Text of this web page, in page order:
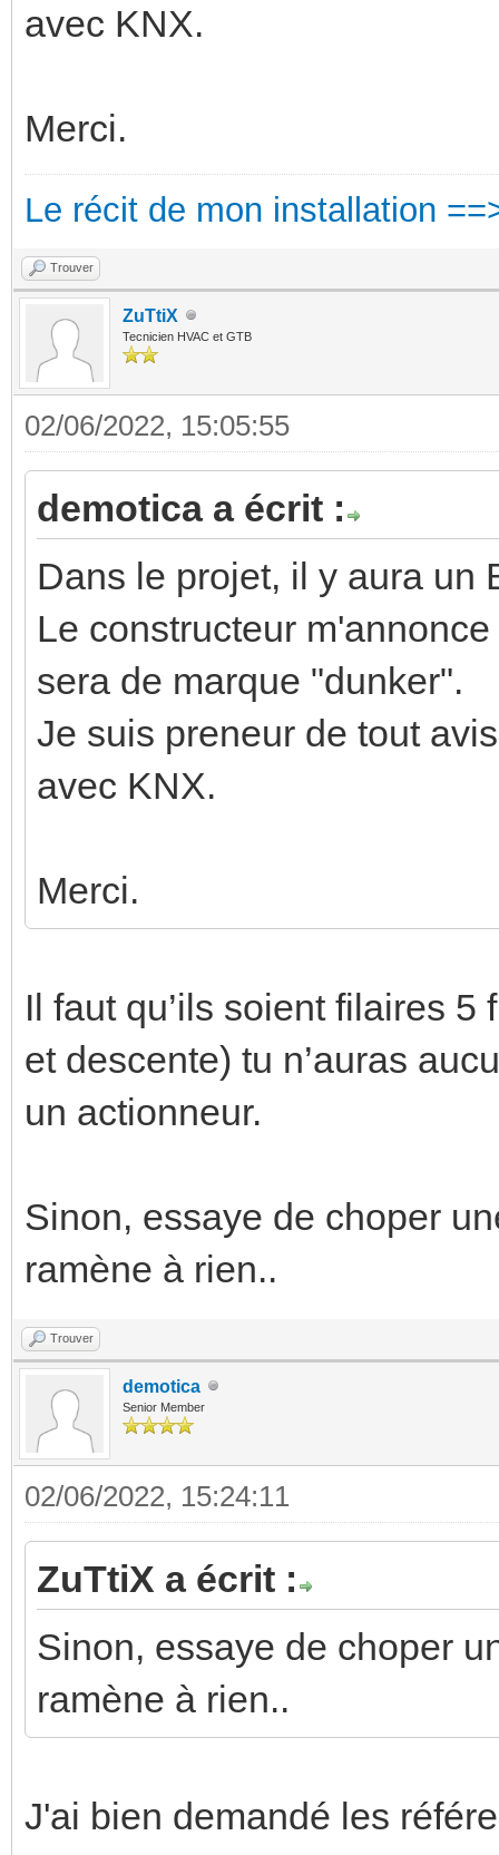
avec KNX.
Merci.
Le récit de mon installation
Trouver
ZuTtiX
Tecnicien HVAC et GTB
02/06/2022, 15:05:55
demotica a écrit :
Dans le projet, il y aura un
Le constructeur
sera de marque "dunker".
Je suis preneur de tout
avec KNX.
Merci.
Il faut qu’ils soient filaires
et descente) tu n’auras
un actionneur.
Sinon, essaye de choper
ramène à rien..
Trouver
demotica
Senior Member
02/06/2022, 15:24:11
ZuTtiX a écrit :
Sinon, essaye de choper
ramène à rien..
J'ai bien demandé les